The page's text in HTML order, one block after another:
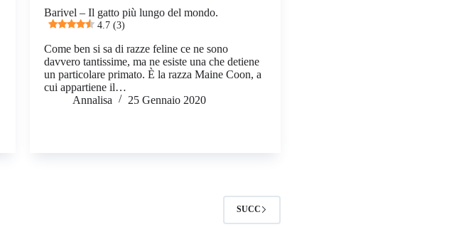
Barivel – Il gatto più lungo del mondo.
4.7 (3)
Come ben si sa di razze feline ce ne sono
davvero tantissime, ma ne esiste una che detiene
un particolare primato. È la razza Maine Coon, a
cui appartiene il…
Annalisa
25 Gennaio 2020
SUCC